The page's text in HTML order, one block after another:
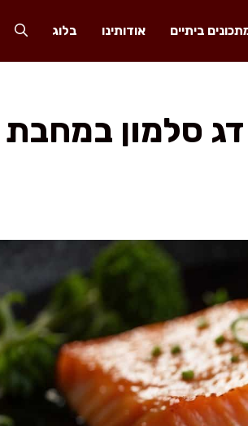
ביתיים אודותינו בלוג
ב-10 דקות דג סלמון במחבת